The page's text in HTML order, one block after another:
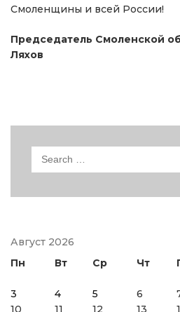
Смоленщины и всей России!
Председатель Смоленской
Ляхов
Search
Август 2026
Пн
Вт Ср Чт
3
4 5 6